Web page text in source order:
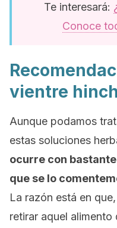
Te interesará:
Conoce
vientre
Aunque podamos
estas soluciones
ocurre con
que se lo
La razón está en
retirar aquel